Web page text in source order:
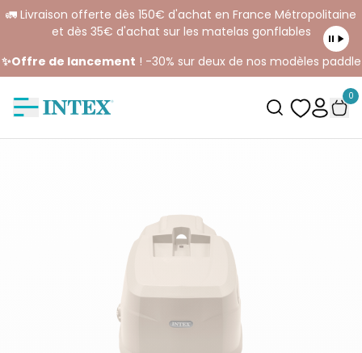
🚛 Livraison offerte dès 150€ d'achat en France Métropolitaine
et dès 35€ d'achat sur les matelas gonflables
✨Offre de lancement ! -30% sur deux de nos modèles paddle
0